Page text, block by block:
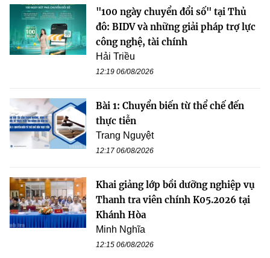
"100 ngày chuyển đổi số" tại Thủ
đô: BIDV và những giải pháp trợ lực
công nghệ, tài chính
Hải Triều
12:19 06/08/2026
Bài 1: Chuyển biến từ thể chế đến
thực tiễn
Trang Nguyệt
12:17 06/08/2026
Khai giảng lớp bồi dưỡng nghiệp vụ
Thanh tra viên chính K05.2026 tại
Khánh Hòa
Minh Nghĩa
12:15 06/08/2026